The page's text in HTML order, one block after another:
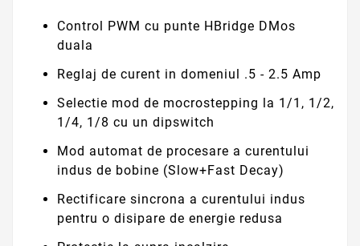
Control PWM cu punte HBridge DMos
duala
Reglaj de curent in domeniul .5 - 2.5 Amp
Selectie mod de mocrostepping la 1/1, 1/2,
1/4, 1/8 cu un dipswitch
Mod automat de procesare a curentului
indus de bobine (Slow+Fast Decay)
Rectificare sincrona a curentului indus
pentru o disipare de energie redusa